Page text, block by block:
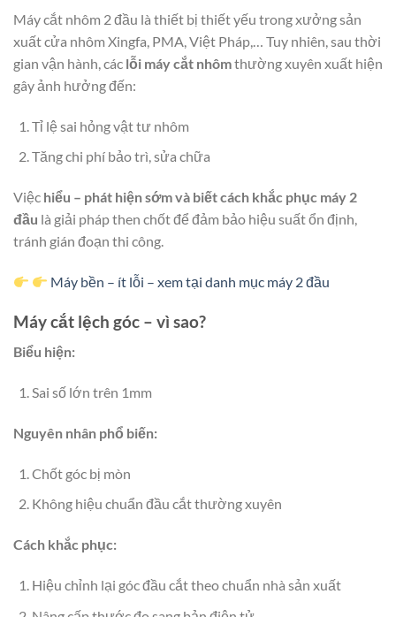
Máy cắt nhôm 2 đầu là thiết bị thiết yếu trong xưởng sản
xuất cửa nhôm Xingfa, PMA, Việt Pháp,… Tuy nhiên, sau thời
gian vận hành, các lỗi máy cắt nhômthường xuyên xuất hiện
gây ảnh hưởng đến:
Tỉ lệ sai hỏng vật tư nhôm
Tăng chi phí bảo trì, sửa chữa
Việc hiểu – phát hiện sớm và biết cách khắc phục máy 2
đầu là giải pháp then chốt để đảm bảo hiệu suất ổn định,
tránh gián đoạn thi công.
Máy bền – ít lỗi – xem tại danh mục máy 2 đầu
Máy cắt lệch góc – vì sao?
Biểu hiện:
Sai số lớn trên 1mm
Nguyên nhân phổ biến:
Chốt góc bị mòn
Không hiệu chuẩn đầu cắt thường xuyên
Cách khắc phục:
Hiệu chỉnh lại góc đầu cắt theo chuẩn nhà sản xuất